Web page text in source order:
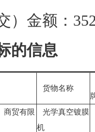
）金额：
的信息
货物名称
商贸有限
光学真空镀膜
机